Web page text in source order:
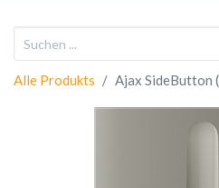
Alle Produkts Ajax SideButton